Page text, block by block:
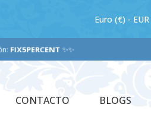
Euro (€) - EUR
FIX5PERCENT✨✨
CONTACTO BLOGS